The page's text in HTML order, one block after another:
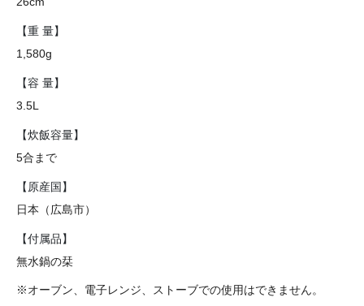
【重 量】
1,580g
【容 量】
3.5L
【炊飯容量】
5合まで
【原産国】
日本（広島市）
【付属品】
無水鍋の栞
※オーブン、電子レンジ、ストーブでの使用はできません。